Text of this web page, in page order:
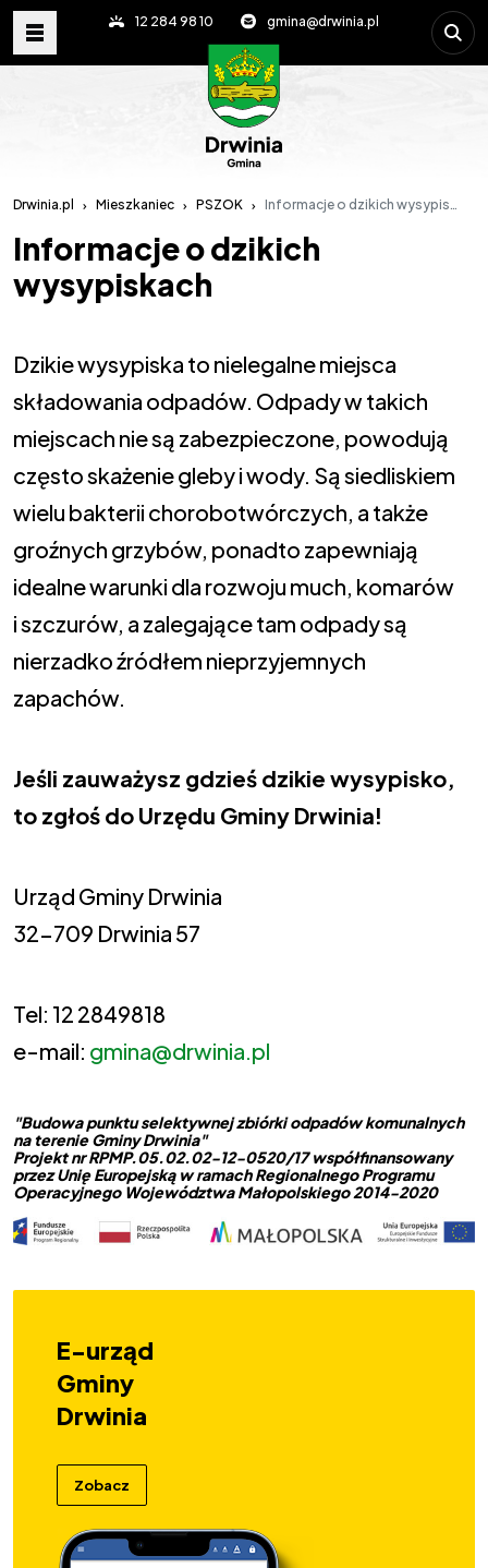
12 284 98 10 gmina@drwinia.pl Wpisz
Drwinia.pl Mieszkaniec PSZOK Informacje o dzikich wysypiskach
Informacje o dzikich
wysypiskach
Dzikie wysypiska to nielegalne miejsca
składowania odpadów. Odpady w takich
miejscach nie są zabezpieczone, powodują
często skażenie gleby i wody. Są siedliskiem
wielu bakterii chorobotwórczych, a także
groźnych grzybów, ponadto zapewniają
idealne warunki dla rozwoju much, komarów
i szczurów, a zalegające tam odpady są
nierzadko źródłem nieprzyjemnych
zapachów.
Jeśli zauważysz gdzieś dzikie wysypisko,
to zgłoś do Urzędu Gminy Drwinia!
Urząd Gminy Drwinia
32-709 Drwinia 57
Tel: 12 2849818
e-mail: gmina@drwinia.pl
"Budowa punktu selektywnej zbiórki odpadów komunalnych
na terenie Gminy Drwinia"
Projekt nr RPMP.05.02.02-12-0520/17 współfinansowany
przez Unię Europejską w ramach Regionalnego Programu
Operacyjnego Województwa Małopolskiego 2014-2020
E-urząd
Gminy
Drwinia
Zobacz